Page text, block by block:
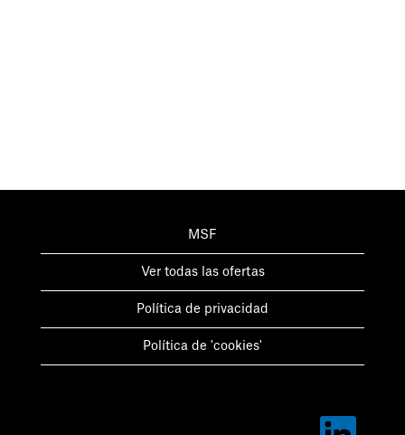
MSF
Ver todas las ofertas
Política de privacidad
Política de 'cookies'
S